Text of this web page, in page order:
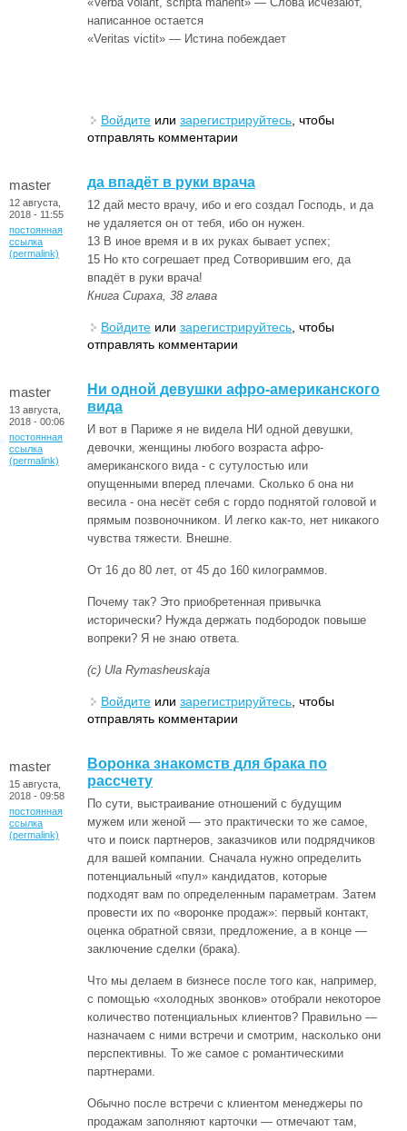
написанное остается
«Veritas victit» — Истина побеждает
Войдите или зарегистрируйтесь , чтобы
отправлять комментарии
master
12 августа,
2018 - 11:55
постоянная
ссылка
(permalink)
да впадёт в руки врача
12 дай место врачу, ибо и его создал Господь, и да
не удаляется он от тебя, ибо он нужен.
13 В иное время и в их руках бывает успех;
15 Но кто согрешает пред Сотворившим его, да
впадёт в руки врача!
Книга Сираха, 38 глава
Войдите или зарегистрируйтесь , чтобы
отправлять комментарии
master
13 августа,
2018 - 00:06
постоянная
ссылка
(permalink)
Ни одной девушки афро-американского
вида
И вот в Париже я не видела НИ одной девушки,
девочки, женщины любого возраста афро-
американского вида - с сутулостью или
опущенными вперед плечами. Сколько б она ни
весила - она несёт себя с гордо поднятой головой и
прямым позвоночником. И легко как-то, нет никакого
чувства тяжести. Внешне.
От 16 до 80 лет, от 45 до 160 килограммов.
Почему так? Это приобретенная привычка
исторически? Нужда держать подбородок повыше
вопреки? Я не знаю ответа.
(с) Ula Rymasheuskaja
Войдите или зарегистрируйтесь , чтобы
отправлять комментарии
master
15 августа,
2018 - 09:58
постоянная
ссылка
(permalink)
Воронка знакомств для брака по
рассчету
По сути, выстраивание отношений с будущим
мужем или женой — это практически то же самое,
что и поиск партнеров, заказчиков или подрядчиков
для вашей компании. Сначала нужно определить
потенциальный «пул» кандидатов, которые
подходят вам по определенным параметрам. Затем
провести их по «воронке продаж»: первый контакт,
оценка обратной связи, предложение, а в конце —
заключение сделки (брака).
Что мы делаем в бизнесе после того как, например,
с помощью «холодных звонков» отобрали некоторое
количество потенциальных клиентов? Правильно —
назначаем с ними встречи и смотрим, насколько они
перспективны. То же самое с романтическими
партнерами.
Обычно после встречи с клиентом менеджеры по
продажам заполняют карточки — отмечают там,